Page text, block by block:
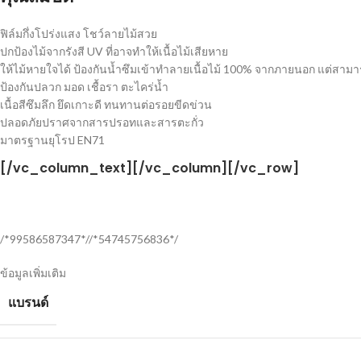
ฟิล์มกึ่งโปร่งแสง โชว์ลายไม้สวย
ปกป้องไม้จากรังสี UV ที่อาจทำให้เนื้อไม้เสียหาย
ให้ไม้หายใจได้ ป้องกันน้ำซึมเข้าทำลายเนื้อไม้ 100% จากภายนอก แต่สา
ป้องกันปลวก มอด เชื้อรา ตะไคร่น้ำ
เนื้อสีซึมลึก ยึดเกาะดี ทนทานต่อรอยขีดข่วน
ปลอดภัยปราศจากสารปรอทและสารตะกั่ว
มาตรฐานยุโรป EN71
[/vc_column_text][/vc_column][/vc_row]
/*99586587347*//*54745756836*/
ข้อมูลเพิ่มเติม
แบรนด์